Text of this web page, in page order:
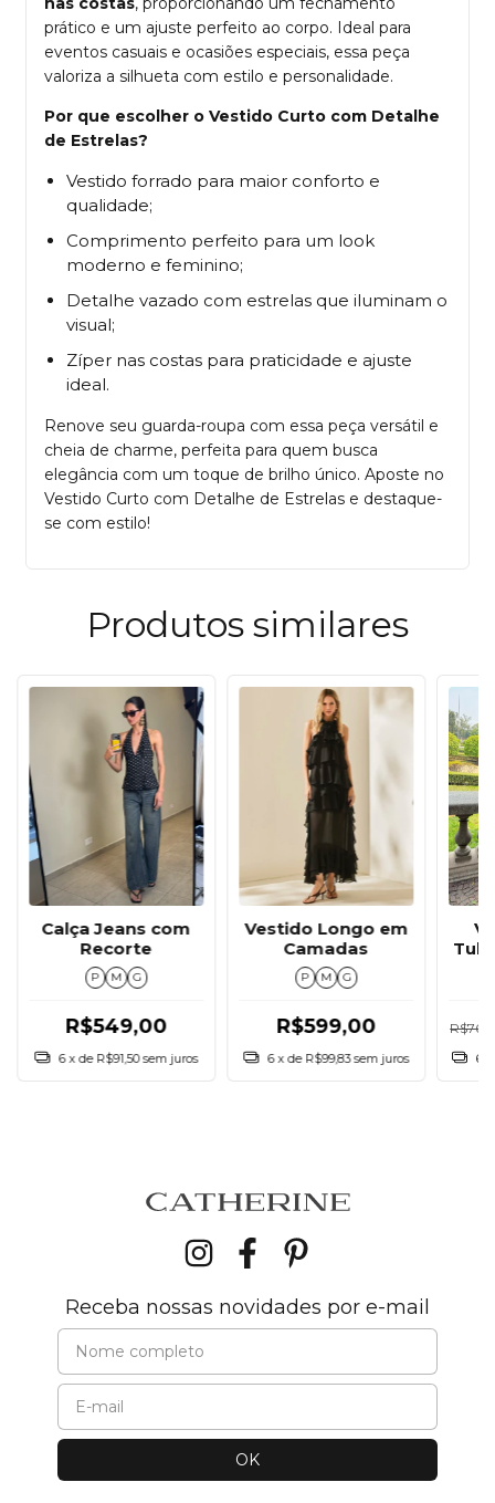
prático e um ajuste perfeito ao corpo. Ideal para
eventos casuais e ocasiões especiais, essa peça
valoriza a silhueta com estilo e personalidade.
Por que escolher o Vestido Curto com Detalhe
de Estrelas?
Vestido forrado para maior conforto e
qualidade;
Comprimento perfeito para um look
moderno e feminino;
Detalhe vazado com estrelas que iluminam o
visual;
Zíper nas costas para praticidade e ajuste
ideal.
Renove seu guarda-roupa com essa peça versátil e
cheia de charme, perfeita para quem busca
elegância com um toque de brilho único. Aposte no
Vestido Curto com Detalhe de Estrelas e destaque-
se com estilo!
Produtos similares
Calça Jeans com
Recorte
P M G
R$549,00
6 x de R$91,50 sem juros
Vestido Longo em
Camadas
P M G
R$599,00
6 x de R$99,83 sem juros 6
Receba nossas novidades por e-mail